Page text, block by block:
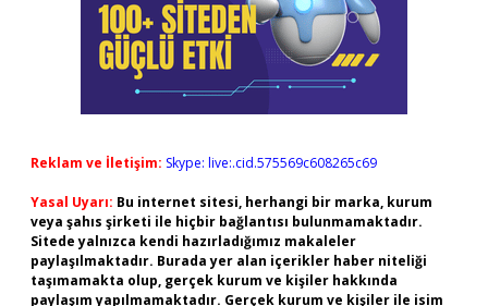
Reklam ve İletişim: Skype: live:.cid.575569c608265c69
Yasal Uyarı: Bu internet sitesi, herhangi bir marka, kurum
veya şahıs şirketi ile hiçbir bağlantısı bulunmamaktadır.
Sitede yalnızca kendi hazırladığımız makaleler
paylaşılmaktadır. Burada yer alan içerikler haber niteliği
taşımamakta olup, gerçek kurum ve kişiler hakkında
paylaşım yapılmamaktadır. Gerçek kurum ve kişiler ile isim